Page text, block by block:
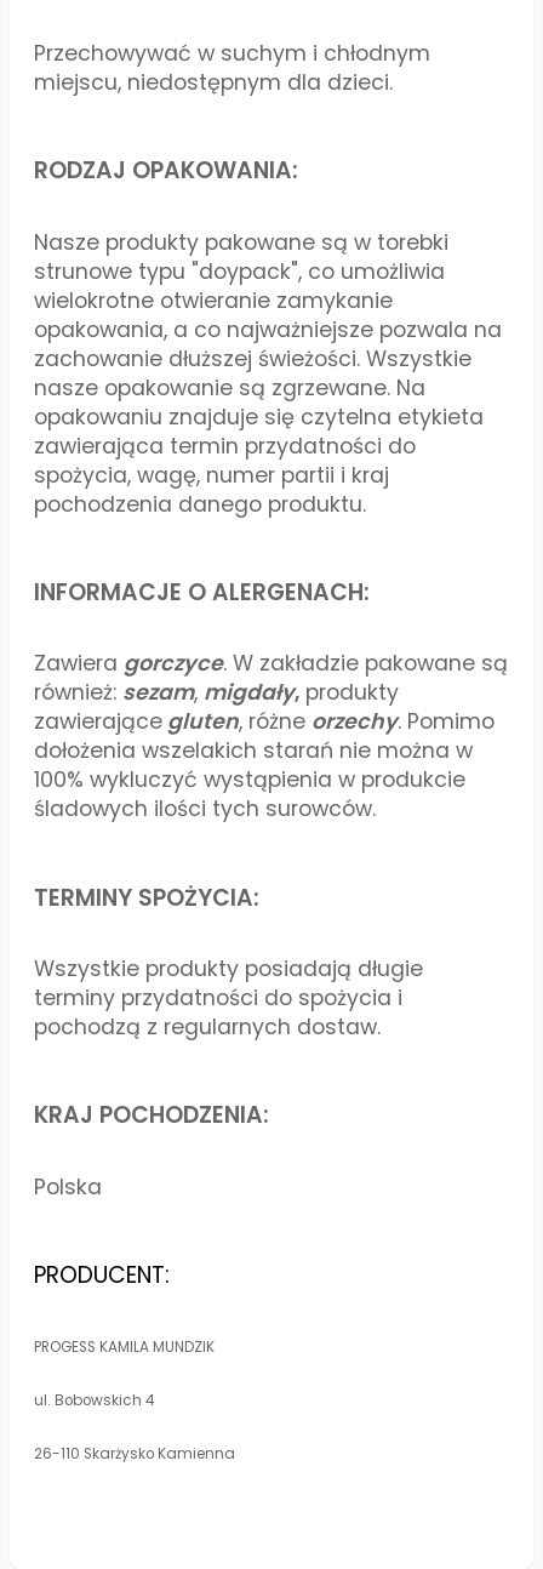
Przechowywać w suchym i chłodnym
miejscu, niedostępnym dla dzieci.
RODZAJ OPAKOWANIA:
Nasze produkty pakowane są w torebki
strunowe typu "doypack", co umożliwia
wielokrotne otwieranie zamykanie
opakowania, a co najważniejsze pozwala na
zachowanie dłuższej świeżości. Wszystkie
nasze opakowanie są zgrzewane. Na
opakowaniu znajduje się czytelna etykieta
zawierająca termin przydatności do
spożycia, wagę, numer partii i kraj
pochodzenia danego produktu.
INFORMACJE O ALERGENACH:
Zawiera gorczyce. W zakładzie pakowane są
również: sezam, migdały, produkty
zawierające gluten, różne orzechy. Pomimo
dołożenia wszelakich starań nie można w
100% wykluczyć wystąpienia w produkcie
śladowych ilości tych surowców.
TERMINY SPOŻYCIA:
Wszystkie produkty posiadają długie
terminy przydatności do spożycia i
pochodzą z regularnych dostaw.
KRAJ POCHODZENIA:
Polska
PRODUCENT:
PROGESS KAMILA MUNDZIK
ul. Bobowskich 4
26-110 Skarżysko Kamienna